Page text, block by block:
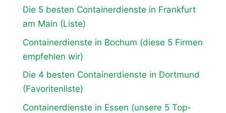
Die 5 besten Containerdienste in Frankfurt
am Main (Liste)
Containerdienste in Bochum (diese 5 Firmen
empfehlen wir)
Die 4 besten Containerdienste in Dortmund
(Favoritenliste)
Containerdienste in Essen (unsere 5 Top-